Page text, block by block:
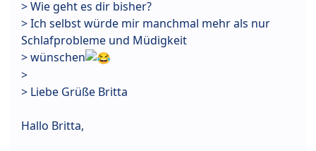
> Wie geht es dir bisher?
> Ich selbst würde mir manchmal mehr als nur
Schlafprobleme und Müdigkeit
> wünschen
>
> Liebe Grüße Britta
Hallo Britta,